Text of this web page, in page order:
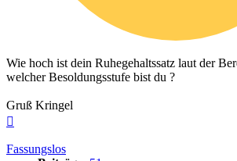
Wie hoch ist dein Ruhegehaltssatz laut der
welcher Besoldungsstufe bist du ?
Gruß Kringel
Fassungslos